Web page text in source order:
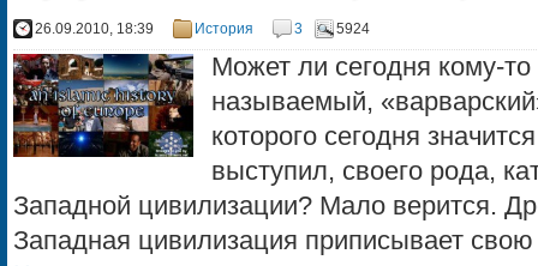
26.09.2010, 18:39 История 3 5924
Может ли сегодня кому-то
называемый,
которого сегодня
выступил, своего рода,
Западной цивилизации? Мало верится.
Западная цивилизация приписывает свою